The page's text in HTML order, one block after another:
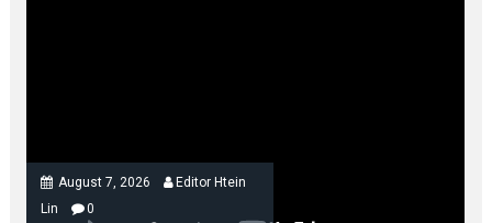
August 7, 2026
Editor Htein
Lin
0